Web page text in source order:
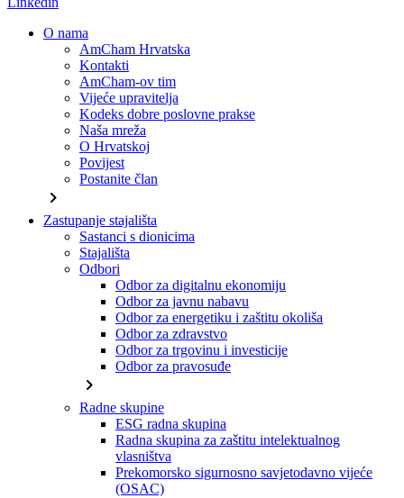
O nama
AmCham Hrvatska
Kontakti
AmCham-ov tim
Vijeće upravitelja
Kodeks dobre poslovne prakse
Naša mreža
O Hrvatskoj
Povijest
Postanite član
chevron_right
Zastupanje stajališta
Sastanci s dionicima
Stajališta
Odbori
Odbor za digitalnu ekonomiju
Odbor za javnu nabavu
Odbor za energetiku i zaštitu okoliša
Odbor za zdravstvo
Odbor za trgovinu i investicije
Odbor za pravosuđe
chevron_right
Radne skupine
ESG radna skupina
Radna skupina za zaštitu intelektualnog
vlasništva
Prekomorsko sigurnosno savjetodavno vijeće
(OSAC)